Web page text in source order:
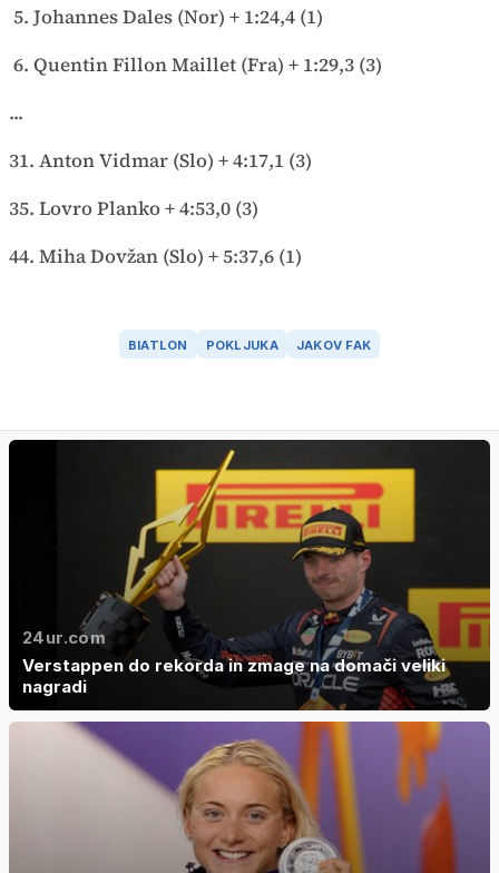
5. Johannes Dales (Nor) + 1:24,4 (1)
6. Quentin Fillon Maillet (Fra) + 1:29,3 (3)
...
31. Anton Vidmar (Slo) + 4:17,1 (3)
35. Lovro Planko + 4:53,0 (3)
44. Miha Dovžan (Slo) + 5:37,6 (1)
BIATLON POKLJUKA JAKOV FAK
24ur.com
Verstappen do rekorda in zmage na domači veliki
nagradi